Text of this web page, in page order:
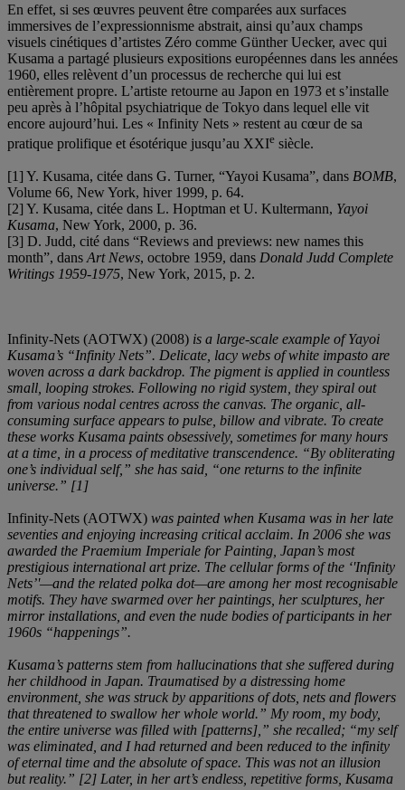
En effet, si ses œuvres peuvent être comparées aux surfaces
immersives de l’expressionnisme abstrait, ainsi qu’aux champs
visuels cinétiques d’artistes Zéro comme Günther Uecker, avec qui
Kusama a partagé plusieurs expositions européennes dans les années
1960, elles relèvent d’un processus de recherche qui lui est
entièrement propre. L’artiste retourne au Japon en 1973 et s’installe
peu après à l’hôpital psychiatrique de Tokyo dans lequel elle vit
encore aujourd’hui. Les « Infinity Nets » restent au cœur de sa
pratique prolifique et ésotérique jusqu’au XXIe siècle.
[1] Y. Kusama, citée dans G. Turner, “Yayoi Kusama”, dans BOMB,
Volume 66, New York, hiver 1999, p. 64.
[2] Y. Kusama, citée dans L. Hoptman et U. Kultermann, Yayoi
Kusama, New York, 2000, p. 36.
[3] D. Judd, cité dans “Reviews and previews: new names this
month”, dans Art News, octobre 1959, dans Donald Judd Complete
Writings 1959-1975, New York, 2015, p. 2.
Infinity-Nets (AOTWX) (2008) is a large-scale example of Yayoi
Kusama’s “Infinity Nets”. Delicate, lacy webs of white impasto are
woven across a dark backdrop. The pigment is applied in countless
small, looping strokes. Following no rigid system, they spiral out
from various nodal centres across the canvas. The organic, all-
consuming surface appears to pulse, billow and vibrate. To create
these works Kusama paints obsessively, sometimes for many hours
at a time, in a process of meditative transcendence. “By obliterating
one’s individual self,” she has said, “one returns to the infinite
universe.” [1]
Infinity-Nets (AOTWX) was painted when Kusama was in her late
seventies and enjoying increasing critical acclaim. In 2006 she was
awarded the Praemium Imperiale for Painting, Japan’s most
prestigious international art prize. The cellular forms of the ‘'Infinity
Nets’'—and the related polka dot—are among her most recognisable
motifs. They have swarmed over her paintings, her sculptures, her
mirror installations, and even the nude bodies of participants in her
1960s “happenings”.
Kusama’s patterns stem from hallucinations that she suffered during
her childhood in Japan. Traumatised by a distressing home
environment, she was struck by apparitions of dots, nets and flowers
that threatened to swallow her whole world.” My room, my body,
the entire universe was filled with [patterns],” she recalled; “my self
was eliminated, and I had returned and been reduced to the infinity
of eternal time and the absolute of space. This was not an illusion
but reality.” [2] Later, in her art’s endless, repetitive forms, Kusama